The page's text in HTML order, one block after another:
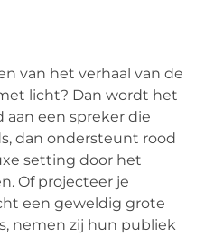
van het verhaal van de
licht? Dan wordt het
een spreker die
dan ondersteunt rood
setting door het
Of projecteer je
een geweldig grote
nemen zij hun publiek